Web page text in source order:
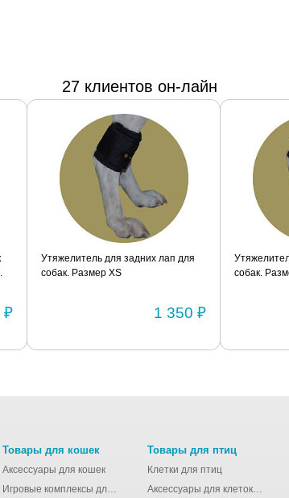
27 клиентов он-лайн
Утяжелитель для задних лап для
собак. Размер XS
1 350 ₽
собак.
Товары для кошек
Аксессуары для кошек
Игровые комплексы для кошек
Товары для птиц
Клетки для птиц
Аксессуары для клеток для птиц